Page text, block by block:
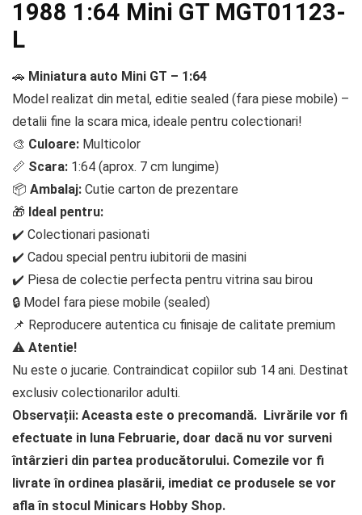
1988 1:64 Mini GT MGT01123-
L
🚗 Miniatura auto Mini GT – 1:64
Model realizat din metal, editie sealed (fara piese mobile) –
detalii fine la scara mica, ideale pentru colectionari!
🎨 Culoare: Multicolor
📏 Scara: 1:64 (aprox. 7 cm lungime)
📦 Ambalaj: Cutie carton de prezentare
🎁 Ideal pentru:
✔️ Colectionari pasionati
✔️ Cadou special pentru iubitorii de masini
✔️ Piesa de colectie perfecta pentru vitrina sau birou
🔒 Model fara piese mobile (sealed)
📌 Reproducere autentica cu finisaje de calitate premium
⚠️ Atentie!
Nu este o jucarie. Contraindicat copiilor sub 14 ani. Destinat
exclusiv colectionarilor adulti.
Observații: Aceasta este o precomandă. Livrările vor fi
efectuate in luna Februarie, doar dacă nu vor surveni
întârzieri din partea producătorului. Comezile vor fi
livrate în ordinea plasării, imediat ce produsele se vor
afla în stocul Minicars Hobby Shop.